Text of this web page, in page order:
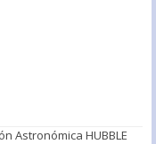
Astronómica HUBBLE